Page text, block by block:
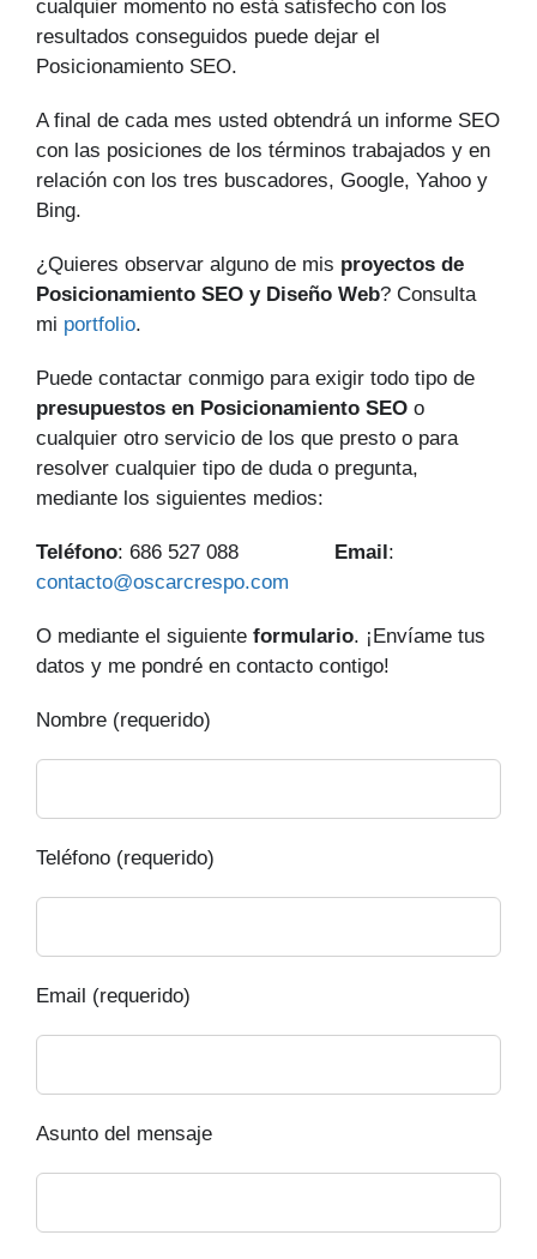
cualquier momento no está satisfecho con los
resultados conseguidos puede dejar el
Posicionamiento SEO.
A final de cada mes usted obtendrá un informe SEO
con las posiciones de los términos trabajados y en
relación con los tres buscadores, Google, Yahoo y
Bing.
¿Quieres observar alguno de mis proyectos de
Posicionamiento SEO y Diseño Web? Consulta
mi portfolio.
Puede contactar conmigo para exigir todo tipo de
presupuestos en Posicionamiento SEO o
cualquier otro servicio de los que presto o para
resolver cualquier tipo de duda o pregunta,
mediante los siguientes medios:
Teléfono: 686 527 088 Email :
contacto@oscarcrespo.com
O mediante el siguiente formulario. ¡Envíame tus
datos y me pondré en contacto contigo!
Nombre (requerido)
Teléfono (requerido)
Email (requerido)
Asunto del mensaje